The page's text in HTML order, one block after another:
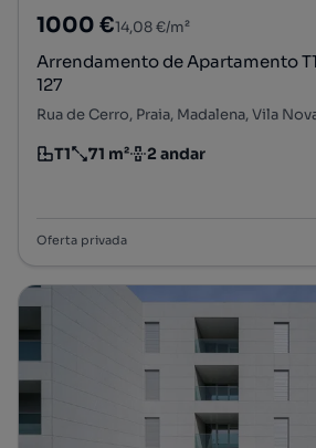
1000 €14,08 €/m²
Arrendamento de Apartamento
127
Rua de Cerro, Praia, Madalena, Vila
Tipologia
T1
Preço por metro quadrado
71 m²
Andar 2 andar
Oferta privada